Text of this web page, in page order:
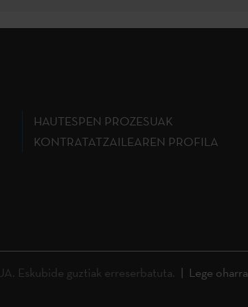
HAUTESPEN PROZESUAK
KONTRATATZAILEAREN PROFILA
Eskubide guztiak erreserbatuta. Lege oharra